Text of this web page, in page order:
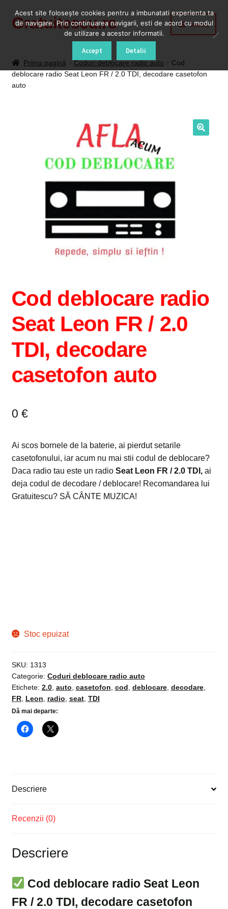
Sari
Sari
Gratuitescu.ro Meniu
Blog
Contul meu
Intrebari si raspunsuri
Plată
Politica de utilizare cookie
Privacy Policy
Prima pagină Coduri deblocare radio auto
Cod
deblocare radio Seat Leon FR / 2.0 TDI, decodare casetofon
auto
Cod deblocare radio
Seat Leon FR / 2.0
TDI, decodare
casetofon auto
0 €
Ai scos bornele de la baterie, ai pierdut setarile
casetofonului, iar acum nu mai stii codul de deblocare?
Daca radio tau este un radioSeat Leon FR / 2.0 TDI ,ai
deja codul de decodare / deblocare! Recomandarea lui
Gratuitescu? SĂ CÂNTE MUZICA!
Stoc epuizat
SKU: 1313
Categorie: Coduri deblocare radio auto
Etichete: 2.0, auto, casetofon, cod, deblocare, decodare,
FR, Leon, radio, seat, TDI
Dă mai departe:
Descriere
Recenzii (0)
Descriere
Cod deblocare radio Seat Leon
FR / 2.0 TDI, decodare casetofon
Acest site foloseşte cookies pentru a imbunatati experienta ta
de navigare. Prin continuarea navigarii, esti de acord cu modul
de utilizare a acestor informatii.
Accept Detalii